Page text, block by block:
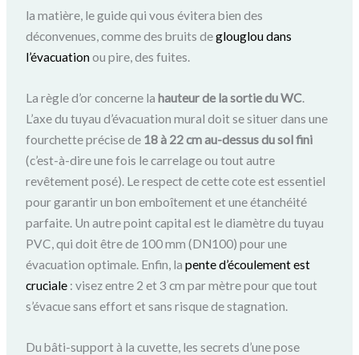
la matière, le guide qui vous évitera bien des
déconvenues, comme des bruits deglouglou dans
l’évacuationou pire, des fuites.
La règle d’or concerne lahauteur de la sortie du WC.
L’axe du tuyau d’évacuation mural doit se situer dans une
fourchette précise de 18 à 22 cm au-dessus du sol fini
(c’est-à-dire une fois le carrelage ou tout autre
revêtement posé). Le respect de cette cote est essentiel
pour garantir un bon emboîtement et une étanchéité
parfaite. Un autre point capital est le diamètre du tuyau
PVC, qui doit être de 100 mm (DN100) pour une
évacuation optimale. Enfin, lapente d’écoulement est
cruciale : visez entre 2 et 3 cm par mètre pour que tout
s’évacue sans effort et sans risque de stagnation.
Du bâti-support à la cuvette, les secrets d’une pose